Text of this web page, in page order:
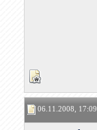
06.11.2008, 17:09